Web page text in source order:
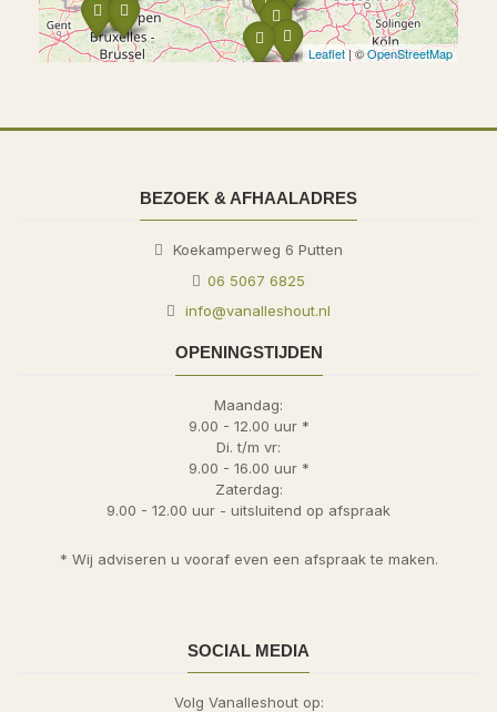
Leaflet| ©OpenStreetMap
BEZOEK & AFHAALADRES
Koekamperweg 6 Putten
06 5067 6825
info@vanalleshout.nl
OPENINGSTIJDEN
Maandag:
9.00 - 12.00 uur *
Di. t/m vr:
9.00 - 16.00 uur *
Zaterdag:
9.00 - 12.00 uur - uitsluitend op afspraak
* Wij adviseren u vooraf even een afspraak te maken.
SOCIAL MEDIA
Volg Vanalleshout op: